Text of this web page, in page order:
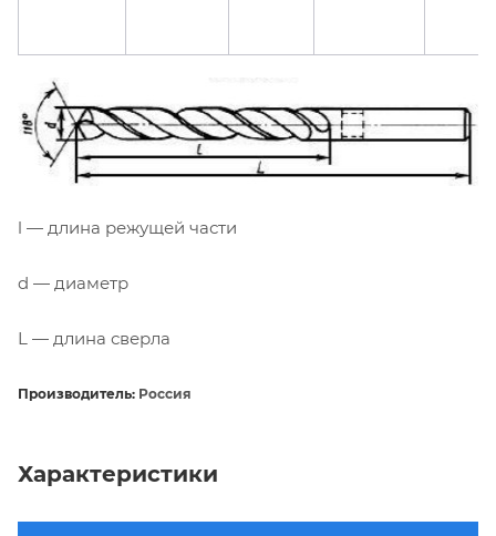
l — длина режущей части
d — диаметр
L — длина сверла
Производитель: Россия
Характеристики